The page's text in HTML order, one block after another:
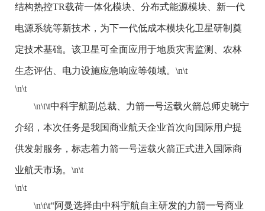
结构热控TR载荷一体化模块、分布式能源模块、新一代
电源系统等新技术，为下一代低成本模块化卫星研制奠
定技术基础。该卫星可全面应用于地质灾害监测、农林
生态评估、电力设施应急响应等领域。\n\t
\n\t
\n\t\t中科宇航副总裁、力箭一号运载火箭总师史晓宁
介绍，本次任务是我国商业航天企业首次向国际用户提
供发射服务，标志着力箭一号运载火箭正式进入国际商
业航天市场。\n\t
\n\t
\n\t\t“阿曼选择由中科宇航自主研发的力箭一号商业